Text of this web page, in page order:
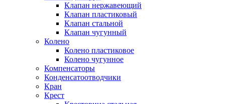
Клапан нержавеющий
Клапан пластиковый
Клапан стальной
Клапан чугунный
Колено
Колено пластиковое
Колено чугунное
Компенсаторы
Конденсатоотводчики
Кран
Крест